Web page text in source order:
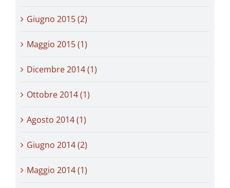
Giugno 2015 (2)
Maggio 2015 (1)
Dicembre 2014 (1)
Ottobre 2014 (1)
Agosto 2014 (1)
Giugno 2014 (2)
Maggio 2014 (1)